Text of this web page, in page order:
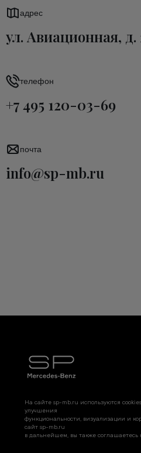
адрес
ул. Авиационная, д.
телефон
+7 495 120-03-69
почта
info@sp-mb.ru
На сайте sp-mb.ru используются
улучшения
функциональности, визуализации и
сайт sp-mb.ru
в дальнейшем, вы также соглашаетесь